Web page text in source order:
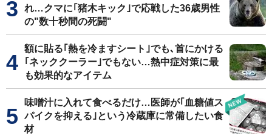
れ…クマに｢猪木キック｣で応戦した36歳男性
の"数十秒間の死闘"
額に貼る｢熱を冷ますシート｣でも､首にかける
｢ネッククーラー｣でもない…熱中症対策に最
も効果的なアイテム
味噌汁に入れて食べるだけ…医師が｢血糖値ス
パイクを抑える｣という冷蔵庫に常備したい食
材